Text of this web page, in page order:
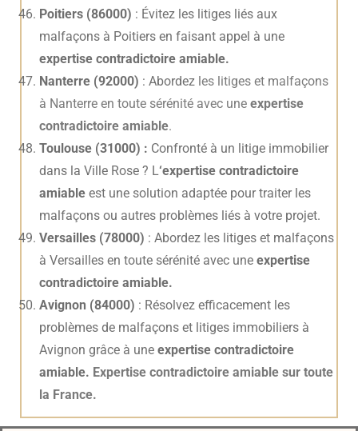
Poitiers (86000) : Évitez les litiges liés aux
malfaçons à Poitiers en faisant appel à une
expertise contradictoire amiable.
Nanterre (92000) : Abordez les litiges et malfaçons
à Nanterre en toute sérénité avec une expertise
contradictoire amiable.
Toulouse (31000) : Confronté à un litige immobilier
dans la Ville Rose ? L‘expertise contradictoire
amiable est une solution adaptée pour traiter les
malfaçons ou autres problèmes liés à votre projet.
Versailles (78000) : Abordez les litiges et malfaçons
à Versailles en toute sérénité avec une expertise
contradictoire amiable.
Avignon (84000) : Résolvez efficacement les
problèmes de malfaçons et litiges immobiliers à
Avignon grâce à une expertise contradictoire
amiable. Expertise contradictoire amiable sur toute
la France.